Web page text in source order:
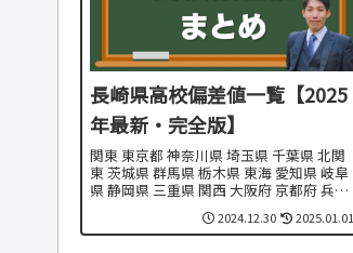
長崎県高校偏差値一覧【2025
年最新・完全版】
関東 東京都 神奈川県 埼玉県 千葉県 北関
東 茨城県 群馬県 栃木県 東海 愛知県 岐阜
県 静岡県 三重県 関西 大阪府 京都府 兵庫
県 奈良県 滋賀県 和歌山県 東北・北海道
北海道 青森県 秋田県 岩手県 山形県 宮城
県 福島県 九州...
2024.12.30 2025.01.01